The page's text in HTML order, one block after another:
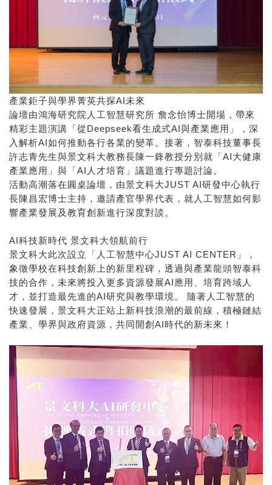
產業鉅子與學界菁英共探AI未來
論壇由鴻海研究院人工智慧研究所 詹念怡博士開場，帶來
精彩主題演講「從Deepseek看生成式AI與產業應用」，深
入解析AI如何推動各行各業的變革。接著，智泰科技董事長
許志青先生與景文科大教務長陳一鋒教授分別就「AI大健康
產業應用」與「AI人才培育」議題進行專題討論。
活動高潮落在圓桌論壇，由景文科大JUST AI研發中心執行
長陳昌宏博士主持，邀請產官學界代表，就人工智慧如何影
響產業發展及教育創新進行深度對談。
AI科技新時代 景文科大領航前行
景文科大此次設立「人工智慧中心JUST AI CENTER」，
象徵學校在科技創新上的新里程碑，透過與產業龍頭智泰科
技的合作，未來將投入更多資源發展AI應用、培育跨域人
才，並打造最先進的AI研究與教學環境。 隨著人工智慧的
快速發展，景文科大正站上新科技浪潮的最前線，積極鏈結
產業、學界與政府資源，共同開創AI時代的新未來！